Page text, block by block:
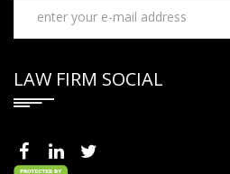
LAW FIRM SOCIAL